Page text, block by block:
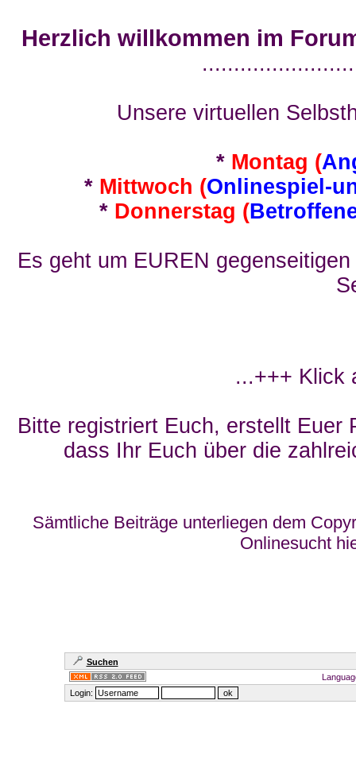
Herzlich willkommen im
Unsere virtuellen
* Montag (
* Mittwoch (Onlinespiel-
* Donnerstag (
Es geht um EUREN
...+++ Klick
Bitte registriert Euch, erstellt Euer
dass Ihr Euch über die
Sämtliche Beiträge unterliegen dem
Onlinesucht
Suchen
Login: